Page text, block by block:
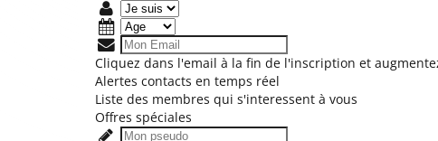
Cliquez dans l'email à la fin de l'inscription et
Alertes contacts en temps réel
Liste des membres qui s'interessent à vous
Offres spéciales